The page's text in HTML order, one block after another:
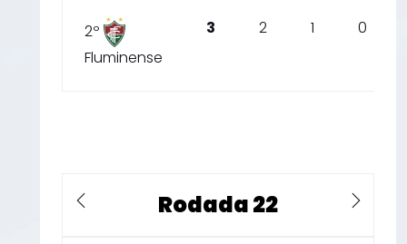
2º
Fluminense
3 2 1 0
Rodada 22
Previous Next